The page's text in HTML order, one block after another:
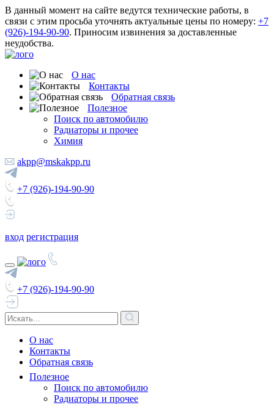
В данный момент на сайте ведутся технические работы, в
связи с этим просьба уточнять актуальные цены по номеру: +7
(926)-194-90-90. Приносим извинения за доставленные
неудобства.
О нас
Контакты
Обратная связь
Полезное
Поиск по автомобилю
Радиаторы и прочее
Химия
akpp@mskakpp.ru
+7 (926)-194-90-90
вход регистрация
+7 (926)-194-90-90
О нас
Контакты
Обратная связь
Полезное
Поиск по автомобилю
Радиаторы и прочее